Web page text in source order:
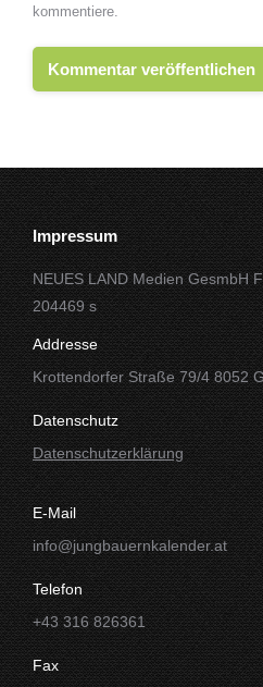
kommentiere.
Kommentar veröffentlichen
Impressum
NEUES LAND Medien GesmbH
204469 s
Addresse
Krottendorfer Straße 79/4 8052
Datenschutz
Datenschutzerklärung
E-Mail
info@jungbauernkalender.at
Telefon
+43 316 826361
Fax